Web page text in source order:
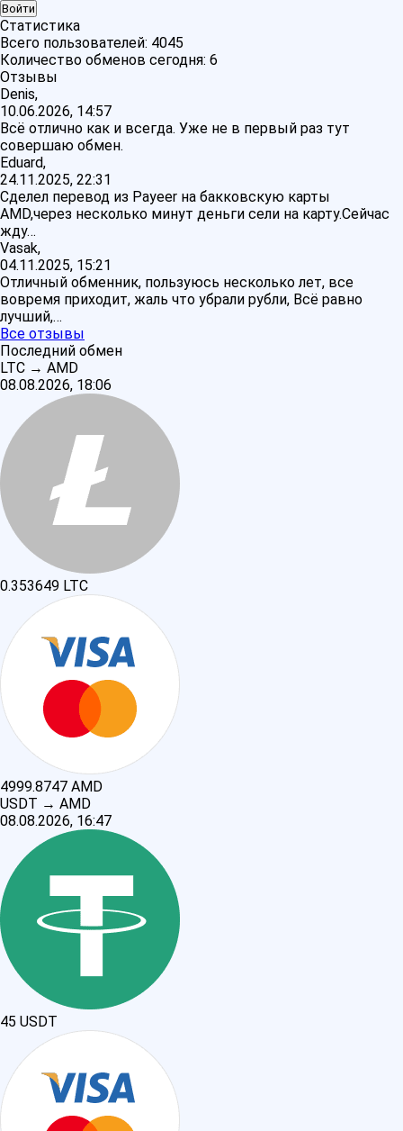
Статистика
Всего пользователей: 4045
Количество обменов сегодня: 6
Отзывы
Denis,
10.06.2026, 14:57
Всё отлично как и всегда. Уже не в первый раз тут
совершаю обмен.
Eduard,
24.11.2025, 22:31
Сделел перевод из Payeer на бакковскую карты
AMD,через несколько минут деньги сели на карту.Сейчас
жду…
Vasak,
04.11.2025, 15:21
Отличный обменник, пользуюсь несколько лет, все
вовремя приходит, жаль что убрали рубли, Всё равно
лучший,…
Все отзывы
Последний обмен
LTC → AMD
08.08.2026, 18:06
0.353649 LTC
4999.8747 AMD
USDT → AMD
08.08.2026, 16:47
45 USDT